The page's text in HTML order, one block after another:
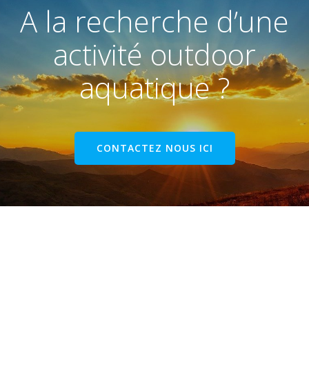
A la recherche d’une
activité outdoor
aquatique ?
CONTACTEZ NOUS ICI